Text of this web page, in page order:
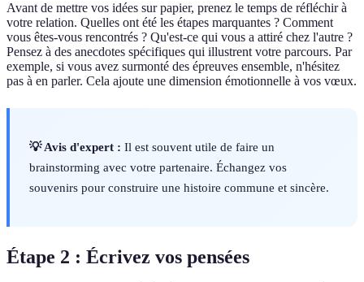
Avant de mettre vos idées sur papier, prenez le temps de réfléchir à
votre relation. Quelles ont été les étapes marquantes ? Comment
vous êtes-vous rencontrés ? Qu'est-ce qui vous a attiré chez l'autre ?
Pensez à des anecdotes spécifiques qui illustrent votre parcours. Par
exemple, si vous avez surmonté des épreuves ensemble, n'hésitez
pas à en parler. Cela ajoute une dimension émotionnelle à vos vœux.
💡 Avis d'expert : Il est souvent utile de faire un
brainstorming avec votre partenaire. Échangez vos
souvenirs pour construire une histoire commune et sincère.
Étape 2 : Écrivez vos pensées